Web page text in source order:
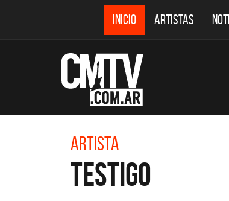
INICIO ARTISTAS
Artista
Testigo